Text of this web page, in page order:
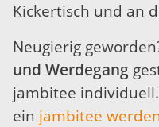
Kickertisch und an
Neugierig
und Werdegang
jambitee
ein jambitee